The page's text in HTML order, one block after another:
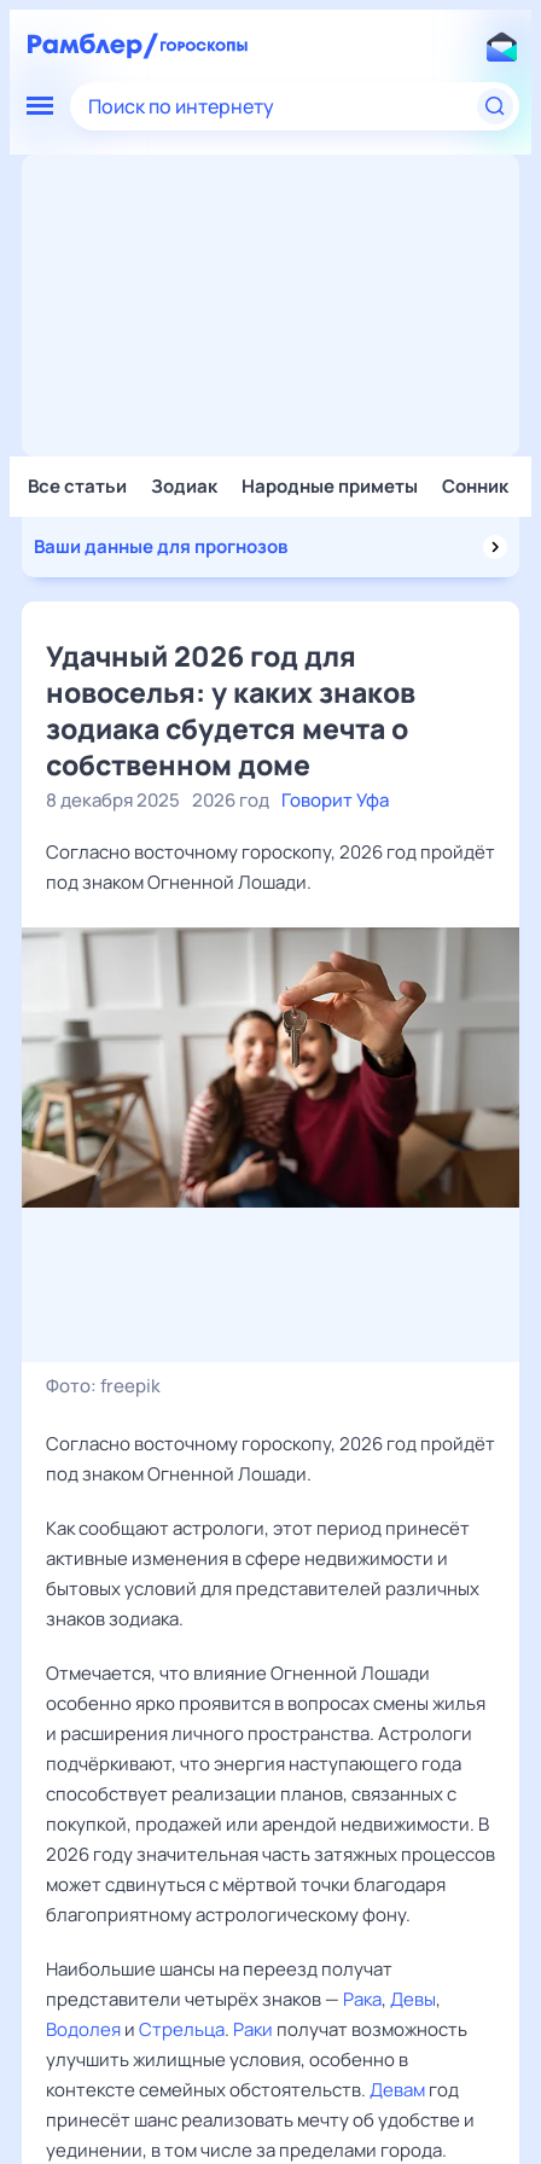
Поиск по интернету
Все статьи Зодиак Народные приметы Сонник
Ваши данные для прогнозов
Удачный 2026 год для
новоселья: у каких знаков
зодиака сбудется мечта о
собственном доме
8 декабря 2025 2026 год Говорит Уфа
Согласно восточному гороскопу, 2026 год пройдёт
под знаком Огненной Лошади.
Фото: freepik
Согласно восточному гороскопу, 2026 год пройдёт
под знаком Огненной Лошади.
Как сообщают астрологи, этот период принесёт
активные изменения в сфере недвижимости и
бытовых условий для представителей различных
знаков зодиака.
Отмечается, что влияние Огненной Лошади
особенно ярко проявится в вопросах смены жилья
и расширения личного пространства. Астрологи
подчёркивают, что энергия наступающего года
способствует реализации планов, связанных с
покупкой, продажей или арендой недвижимости. В
2026 году значительная часть затяжных процессов
может сдвинуться с мёртвой точки благодаря
благоприятному астрологическому фону.
Наибольшие шансы на переезд получат
представители четырёх знаков — Рака,Девы,
ВодолеяиСтрельца. Раки получат возможность
улучшить жилищные условия, особенно в
контексте семейных обстоятельств.Девамгод
принесёт шанс реализовать мечту об удобстве и
уединении, в том числе за пределами города.